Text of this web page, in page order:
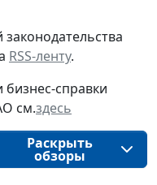
RSS-ленту.
справки
см.здесь
Раскрыть
обзоры